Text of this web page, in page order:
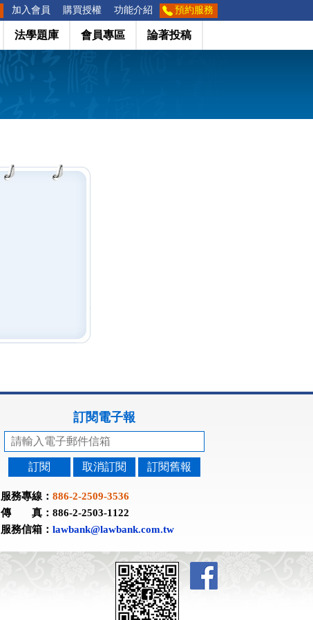
加入會員 購買授權 功能介紹 預約服務
法學題庫 會員專區 論著投稿
訂閱電子報
訂閱 取消訂閱 訂閱舊報
服務專線： 886-2-2509-3536
傳 真：886-2-2503-1122
服務信箱： lawbank@lawbank.com.tw